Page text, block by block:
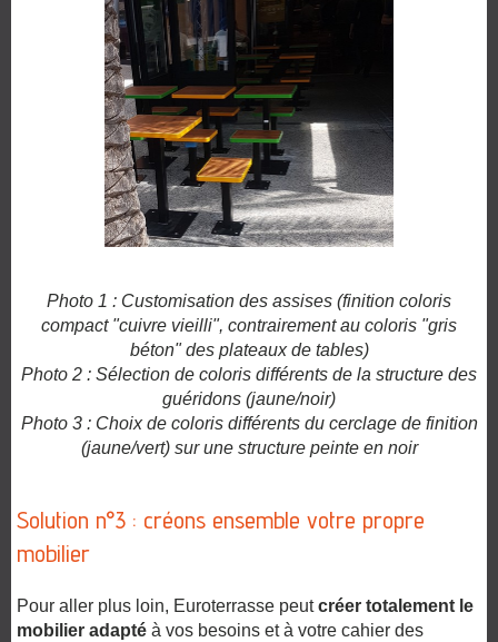
Photo 1 : Customisation des assises (finition coloris
compact "cuivre vieilli", contrairement au coloris "gris
béton" des plateaux de tables)
Photo 2 : Sélection de coloris différents de la structure des
guéridons (jaune/noir)
Photo 3 : Choix de coloris différents du cerclage de finition
(jaune/vert) sur une structure peinte en noir
Solution n°3 : créons ensemble votre propre
mobilier
Pour aller plus loin, Euroterrasse peutcréer totalement le
mobilier adapté à vos besoins et à votre cahier des